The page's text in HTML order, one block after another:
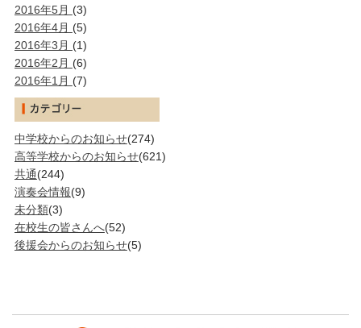
2016年5月 (3)
2016年4月 (5)
2016年3月 (1)
2016年2月 (6)
2016年1月 (7)
中学校からのお知らせ(274)
高等学校からのお知らせ(621)
共通(244)
演奏会情報(9)
未分類(3)
在校生の皆さんへ(52)
後援会からのお知らせ(5)